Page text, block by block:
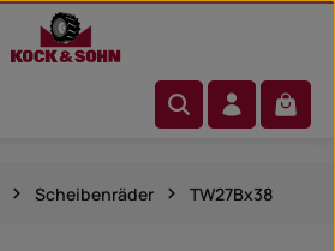
Scheibenräder TW27Bx38